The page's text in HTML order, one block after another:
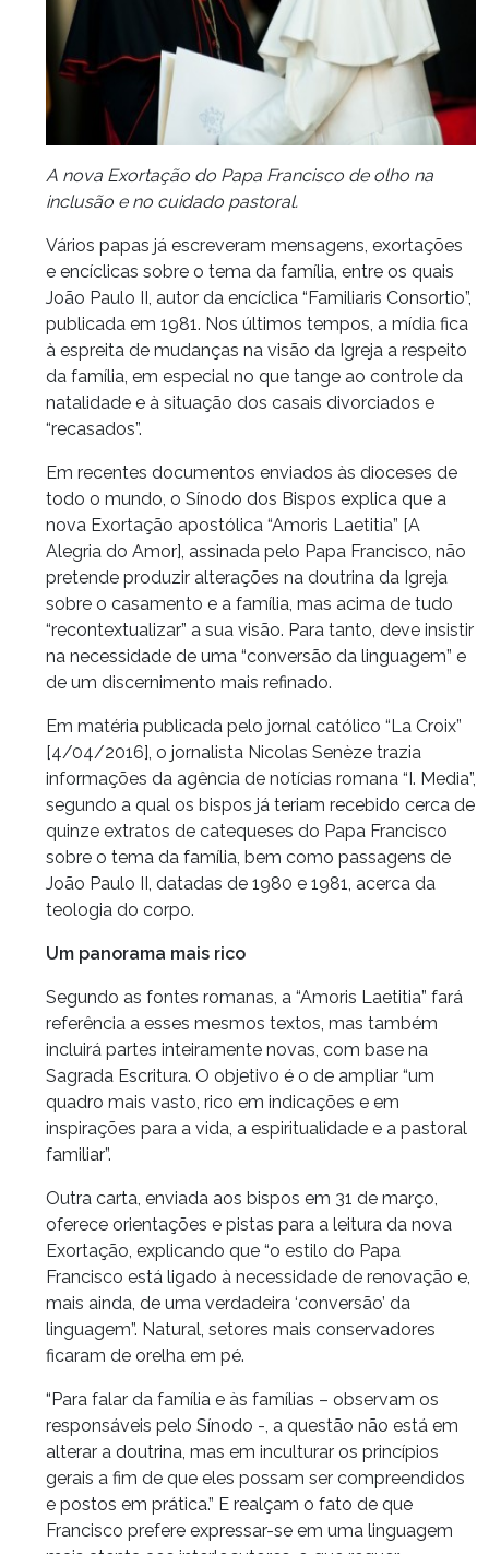
A nova Exortação do Papa Francisco de olho na
inclusão e no cuidado pastoral.
Vários papas já escreveram mensagens, exortações
e encíclicas sobre o tema da família, entre os quais
João Paulo II, autor da encíclica “Familiaris Consortio”,
publicada em 1981. Nos últimos tempos, a mídia fica
à espreita de mudanças na visão da Igreja a respeito
da família, em especial no que tange ao controle da
natalidade e à situação dos casais divorciados e
“recasados”.
Em recentes documentos enviados às dioceses de
todo o mundo, o Sínodo dos Bispos explica que a
nova Exortação apostólica “Amoris Laetitia” [A
Alegria do Amor], assinada pelo Papa Francisco, não
pretende produzir alterações na doutrina da Igreja
sobre o casamento e a família, mas acima de tudo
“recontextualizar” a sua visão. Para tanto, deve insistir
na necessidade de uma “conversão da linguagem” e
de um discernimento mais refinado.
Em matéria publicada pelo jornal católico “La Croix”
[4/04/2016], o jornalista Nicolas Senèze trazia
informações da agência de notícias romana “I. Media”,
segundo a qual os bispos já teriam recebido cerca de
quinze extratos de catequeses do Papa Francisco
sobre o tema da família, bem como passagens de
João Paulo II, datadas de 1980 e 1981, acerca da
teologia do corpo.
Um panorama mais rico
Segundo as fontes romanas, a “Amoris Laetitia” fará
referência a esses mesmos textos, mas também
incluirá partes inteiramente novas, com base na
Sagrada Escritura. O objetivo é o de ampliar “um
quadro mais vasto, rico em indicações e em
inspirações para a vida, a espiritualidade e a pastoral
familiar”.
Outra carta, enviada aos bispos em 31 de março,
oferece orientações e pistas para a leitura da nova
Exortação, explicando que “o estilo do Papa
Francisco está ligado à necessidade de renovação e,
mais ainda, de uma verdadeira ‘conversão’ da
linguagem”. Natural, setores mais conservadores
ficaram de orelha em pé.
“Para falar da família e às famílias – observam os
responsáveis pelo Sínodo -, a questão não está em
alterar a doutrina, mas em inculturar os princípios
gerais a fim de que eles possam ser compreendidos
e postos em prática.” E realçam o fato de que
Francisco prefere expressar-se em uma linguagem